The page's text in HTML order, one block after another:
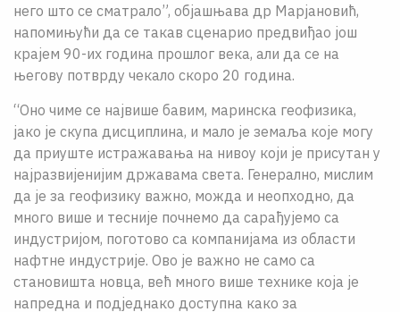
него што се сматрало”, објашњава др Марјановић,
напомињући да се такав сценарио предвиђао још
крајем 90-их година прошлог века, али да се на
његову потврду чекало скоро 20 година.
“Оно чиме се највише бавим, маринска геофизика,
јако је скупа дисциплина, и мало је земаља које могу
да приуште истражавања на нивоу који је присутан у
најразвијенијим државама света. Генерално, мислим
да је за геофизику важно, можда и неопходно, да
много више и тесније почнемо да сарађујемо са
индустријом, поготово са компанијама из области
нафтне индустрије. Ово је важно не само са
становишта новца, већ много више технике која је
напредна и подједнако доступна како за